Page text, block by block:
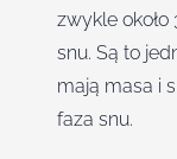
zwykle
snu. Są to
mają masa i
faza snu.